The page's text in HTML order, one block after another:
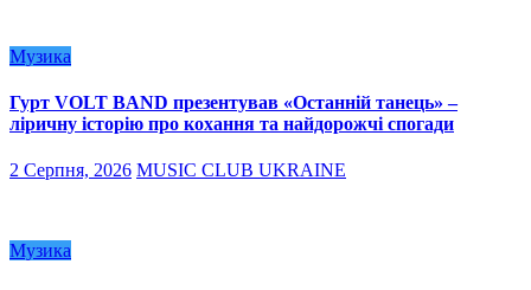
Музика
Гурт VOLT BAND презентував «Останній танець» –
ліричну історію про кохання та найдорожчі спогади
2 Серпня, 2026 MUSIC CLUB UKRAINE
Музика